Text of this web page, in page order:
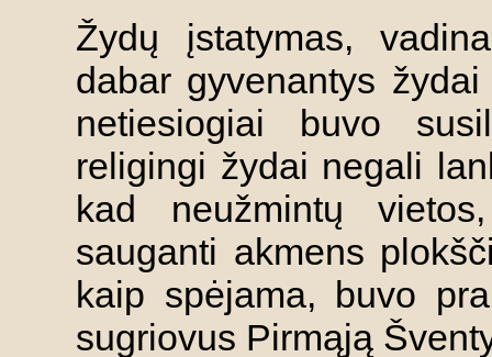
Žydų įstatymas,
dabar gyvenantys
netiesiogiai buvo
religingi žydai negali
kad neužmintų
sauganti akmens
kaip spėjama, buvo
sugriovus Pirmąją